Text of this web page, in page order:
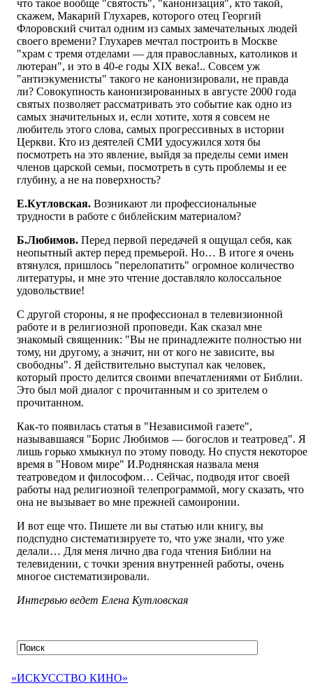
что такое вообще "святость", "канонизация", кто такой,
скажем, Макарий Глухарев, которого отец Георгий
Флоровский считал одним из самых замечательных людей
своего времени? Глухарев мечтал построить в Москве
"храм с тремя отделами — для православных, католиков и
лютеран", и это в 40-е годы XIX века!.. Совсем уж
"антиэкуменисты" такого не канонизировали, не правда
ли? Совокупность канонизированных в августе 2000 года
святых позволяет рассматривать это событие как одно из
самых значительных и, если хотите, хотя я совсем не
любитель этого слова, самых прогрессивных в истории
Церкви. Кто из деятелей СМИ удосужился хотя бы
посмотреть на это явление, выйдя за пределы семи имен
членов царской семьи, посмотреть в суть проблемы и ее
глубину, а не на поверхность?
Е.Кутловская. Возникают ли профессиональные
трудности в работе с библейским материалом?
Б.Любимов. Перед первой передачей я ощущал себя, как
неопытный актер перед премьерой. Но… В итоге я очень
втянулся, пришлось "перелопатить" огромное количество
литературы, и мне это чтение доставляло колоссальное
удовольствие!
С другой стороны, я не профессионал в телевизионной
работе и в религиозной проповеди. Как сказал мне
знакомый священник: "Вы не принадлежите полностью ни
тому, ни другому, а значит, ни от кого не зависите, вы
свободны". Я действительно выступал как человек,
который просто делится своими впечатлениями от Библии.
Это был мой диалог с прочитанным и со зрителем о
прочитанном.
Как-то появилась статья в "Независимой газете",
называвшаяся "Борис Любимов — богослов и театровед". Я
лишь горько хмыкнул по этому поводу. Но спустя некоторое
время в "Новом мире" И.Роднянская назвала меня
театроведом и философом… Сейчас, подводя итог своей
работы над религиозной телепрограммой, могу сказать, что
она не вызывает во мне прежней самоиронии.
И вот еще что. Пишете ли вы статью или книгу, вы
подспудно систематизируете то, что уже знали, что уже
делали… Для меня лично два года чтения Библии на
телевидении, с точки зрения внутренней работы, очень
многое систематизировали.
Интервью ведет Елена Кутловская
«ИСКУССТВО КИНО»